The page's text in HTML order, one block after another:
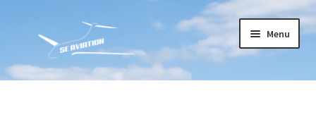
la
navigation
contenu
Menu
Accueil